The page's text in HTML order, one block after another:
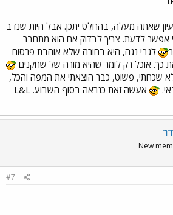
שאתה מעלה, בהחלט יתכן. אבל היות שנדב
אפשר לדעת. צריך לבדוק אם הוא מתחבר
לגבי נגה, היא בחורה שלא אוהבת פרסום
כך. אוכל רק לומר שהיא מורה של שחקנים
שכחתי, פשוט, כבר הוצאתי את המפה והכל,
אעשה זאת כנראה בסוף השבוע. L&L
New
#7